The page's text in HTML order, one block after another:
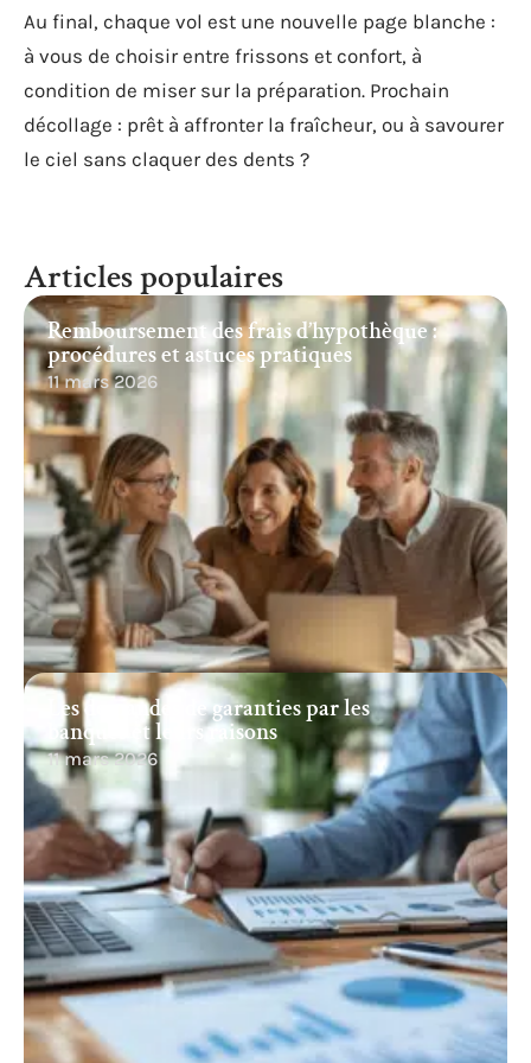
Au final, chaque vol est une nouvelle page blanche :
à vous de choisir entre frissons et confort, à
condition de miser sur la préparation. Prochain
décollage : prêt à affronter la fraîcheur, ou à savourer
le ciel sans claquer des dents ?
Articles populaires
Remboursement des frais d’hypothèque :
procédures et astuces pratiques
11 mars 2026
Les demandes de garanties par les
banques et leurs raisons
11 mars 2026